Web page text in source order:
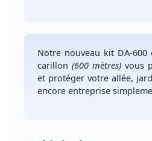
Notre nouveau kit DA-600
carillon (600 mètres)vous
et protéger votre allée,
encore entreprise